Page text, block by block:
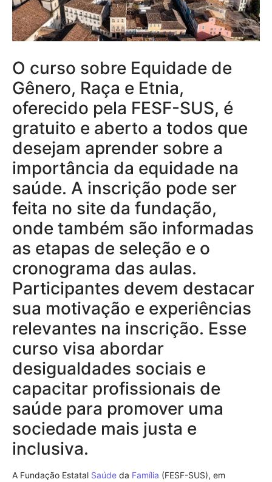
O curso sobre Equidade de
Gênero, Raça e Etnia,
oferecido pela FESF-SUS, é
gratuito e aberto a todos que
desejam aprender sobre a
importância da equidade na
saúde. A inscrição pode ser
feita no site da fundação,
onde também são informadas
as etapas de seleção e o
cronograma das aulas.
Participantes devem destacar
sua motivação e experiências
relevantes na inscrição. Esse
curso visa abordar
desigualdades sociais e
capacitar profissionais de
saúde para promover uma
sociedade mais justa e
inclusiva.
A Fundação Estatal Saúde da Família (FESF-SUS), em